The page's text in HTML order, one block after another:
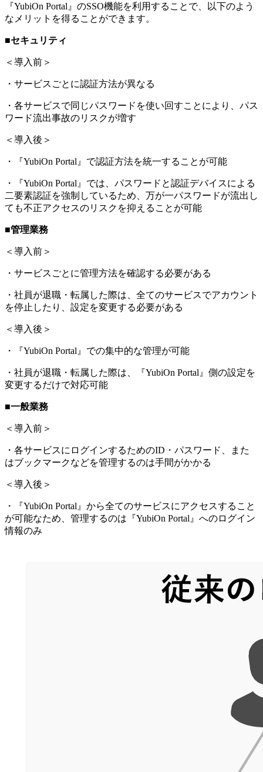
『YubiOn Portal』のSSO機能を利用することで、以下のよう
なメリットを得ることができます。
■セキュリティ
＜導入前＞
・サービスごとに認証方法が異なる
・各サービスで同じパスワードを使い回すことにより、パス
ワード流出事故のリスクが増す
＜導入後＞
・『YubiOn Portal』で認証方法を統一することが可能
・『YubiOn Portal』では、パスワードと認証デバイスによる
二要素認証を強制しているため、万が一パスワードが流出し
ても不正アクセスのリスクを抑えることが可能
■管理業務
＜導入前＞
・サービスごとに管理方法を確認する必要がある
・社員が退職・転属した際は、全てのサービスでアカウント
を停止したり、設定を変更する必要がある
＜導入後＞
・『YubiOn Portal』での集中的な管理が可能
・社員が退職・転属した際は、『YubiOn Portal』側の設定を
変更するだけで対応可能
■一般業務
＜導入前＞
・各サービスにログインするためのID・パスワード、また
はブックマークなどを管理するのは手間がかかる
＜導入後＞
・『YubiOn Portal』から全てのサービスにアクセスすること
が可能なため、管理するのは『YubiOn Portal』へのログイン
情報のみ